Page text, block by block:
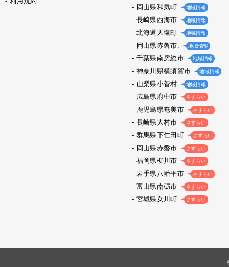
岡山県和気町 地域情報
長崎県西海市 地域情報
北海道天塩町 地域情報
岡山県赤磐市. 地域情報
千葉県南房総市 地域情報
神奈川県横須賀市 地域情報
山梨県小菅村 地域情報
広島県府中市 さすらい
鹿児島県奄美市 さすらい
長崎県大村市 さすらい
群馬県下仁田町 さすらい
岡山県赤磐市 さすらい
福岡県柳川市 さすらい
岩手県八幡平市 さすらい
富山県南砺市 さすらい
宮城県女川町 さすらい